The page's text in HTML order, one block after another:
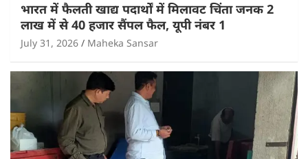
भारत में फैलती खाद्य पदार्थों में मिलावट चिंता जनक 2
लाख में से 40 हजार सैंपल फैल, यूपी नंबर 1
July 31, 2026 Maheka Sansar